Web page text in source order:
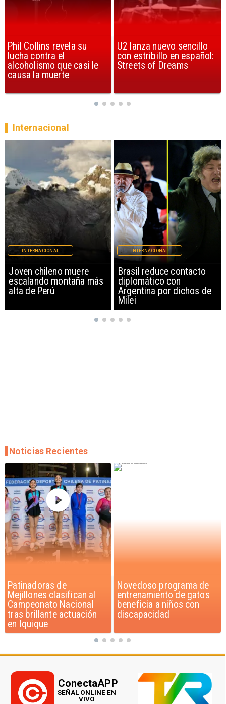
U2 lanza nuevo sencillo
con estribillo en español:
Streets of Dreams
“Africa” de Toto es
considerada la mejor
canción, según la ciencia
Brasil reduce contacto
diplomático con
Argentina por dichos de
INTERNACIONAL
China restringe
exportación de drones a
EEUU y sanciona
empresas
INTERNACIONAL
Internacional
Novedoso programa de
entrenamiento de gatos
beneficia a niños con
discapacidad
Alarmante hábito en
jóvenes de 13 a 15 años
según encuesta del
Minsal
Noticias Recientes
ConectaAPP
SEÑAL ONLINE EN
VIVO